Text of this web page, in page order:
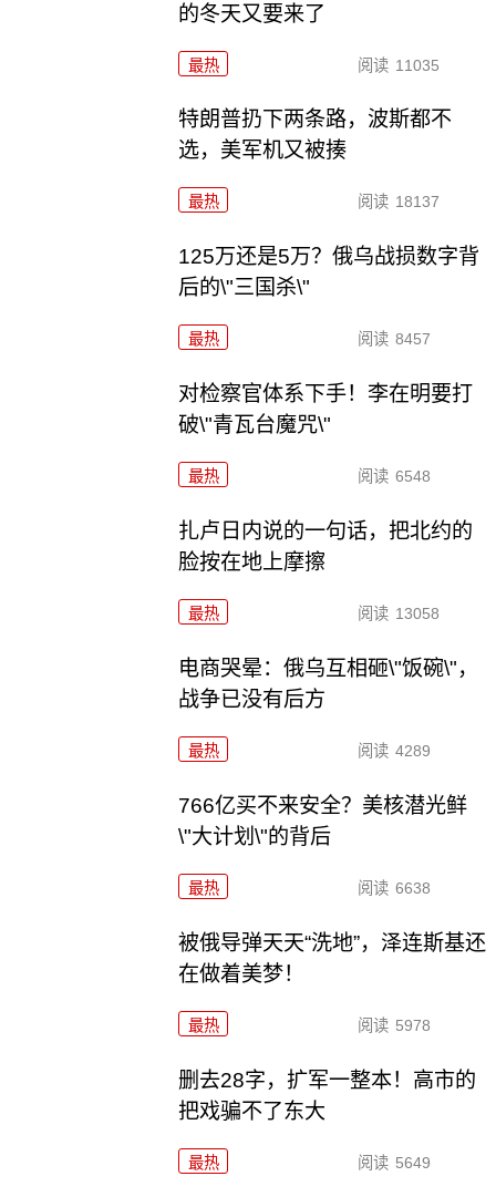
的冬天又要来了
最热 阅读 11035
特朗普扔下两条路，波斯都不
选，美军机又被揍
最热 阅读 18137
125万还是5万？俄乌战损数字背
后的\"三国杀\"
最热 阅读 8457
对检察官体系下手！李在明要打
破\"青瓦台魔咒\"
最热 阅读 6548
扎卢日内说的一句话，把北约的
脸按在地上摩擦
最热 阅读 13058
电商哭晕：俄乌互相砸\"饭碗\"，
战争已没有后方
最热 阅读 4289
766亿买不来安全？美核潜光鲜
\"大计划\"的背后
最热 阅读 6638
被俄导弹天天“洗地”，泽连斯基还
在做着美梦！
最热 阅读 5978
删去28字，扩军一整本！高市的
把戏骗不了东大
最热 阅读 5649